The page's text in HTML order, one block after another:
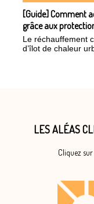
[Guide] Comment
grâce aux
Le réchauffement
d’îlot de chaleur
LES ALÉAS
Cliquez